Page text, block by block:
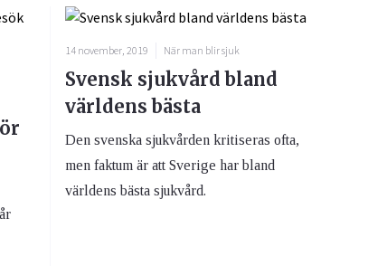
14 november, 2019 När man blir sjuk
Svensk sjukvård bland
världens bästa
Den svenska sjukvården kritiseras ofta,
men faktum är att Sverige har bland
världens bästa sjukvård.